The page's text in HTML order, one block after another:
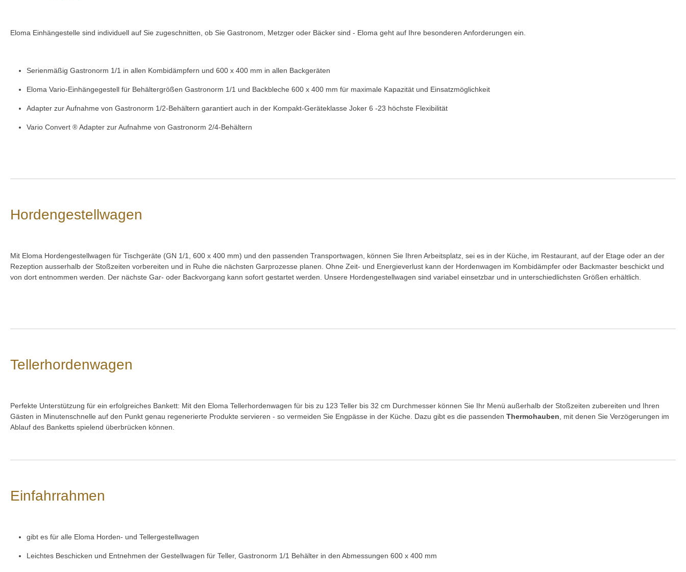
Eloma Einhängestelle sind individuell auf Sie zugeschnitten, ob Sie Gastronom, Metzger oder Bäcker sind - Eloma geht auf Ihre besonderen Anforderungen ein.
Serienmäßig Gastronorm 1/1 in allen Kombidämpfern und 600 x 400 mm in allen Backgeräten
Eloma Vario-Einhängegestell für Behältergrößen Gastronorm 1/1 und Backbleche 600 x 400 mm für maximale Kapazität und Einsatzmöglichkeit
Adapter zur Aufnahme von Gastronorm 1/2-Behältern garantiert auch in der Kompakt-Geräteklasse Joker 6 -23 höchste Flexibilität
Vario Convert ® Adapter zur Aufnahme von Gastronorm 2/4-Behältern
Hordengestellwagen
Mit Eloma Hordengestellwagen für Tischgeräte (GN 1/1, 600 x 400 mm) und den passenden Transportwagen, können Sie Ihren Arbeitsplatz, sei es in der Küche, im Restaurant, auf der Etage oder an der
Rezeption ausserhalb der Stoßzeiten vorbereiten und in Ruhe die nächsten Garprozesse planen. Ohne Zeit- und Energieverlust kann der Hordenwagen im Kombidämpfer oder Backmaster beschickt und
von dort entnommen werden. Der nächste Gar- oder Backvorgang kann sofort gestartet werden. Unsere Hordengestellwagen sind variabel einsetzbar und in unterschiedlichsten Größen erhältlich.
Tellerhordenwagen
Perfekte Unterstützung für ein erfolgreiches Bankett: Mit den Eloma Tellerhordenwagen für bis zu 123 Teller bis 32 cm Durchmesser können Sie Ihr Menü außerhalb der Stoßzeiten zubereiten und Ihren
Gästen in Minutenschnelle auf den Punkt genau regenerierte Produkte servieren - so vermeiden Sie Engpässe in der Küche. Dazu gibt es die passenden Thermohauben , mit denen Sie Verzögerungen im
Ablauf des Banketts spielend überbrücken können.
Einfahrrahmen
gibt es für alle Eloma Horden- und Tellergestellwagen
Leichtes Beschicken und Entnehmen der Gestellwagen für Teller, Gastronorm 1/1 Behälter in den Abmessungen 600 x 400 mm